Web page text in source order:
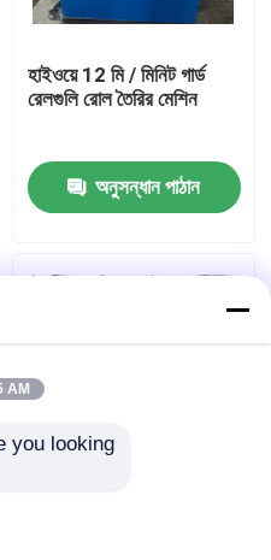
হাইওয়ে 12 মি / মিনিট গার্ড
রেলগুলি রোল তৈরির মেশিন
অনুসন্ধান পাঠান
AM
you looking